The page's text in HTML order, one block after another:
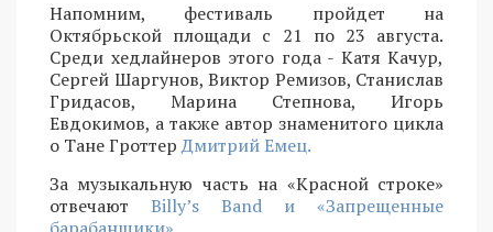
Напомним, фестиваль пройдет на
Октябрьской площади с 21 по 23 августа.
Среди хедлайнеров этого года - Катя Качур,
Сергей Шаргунов, Виктор Ремизов, Станислав
Гридасов, Марина Степнова, Игорь
Евдокимов, а также автор знаменитого цикла
о Тане ГроттерДмитрий Емец.
За музыкальную часть на «Красной строке»
отвечают Billy’s Band и «Запрещенные